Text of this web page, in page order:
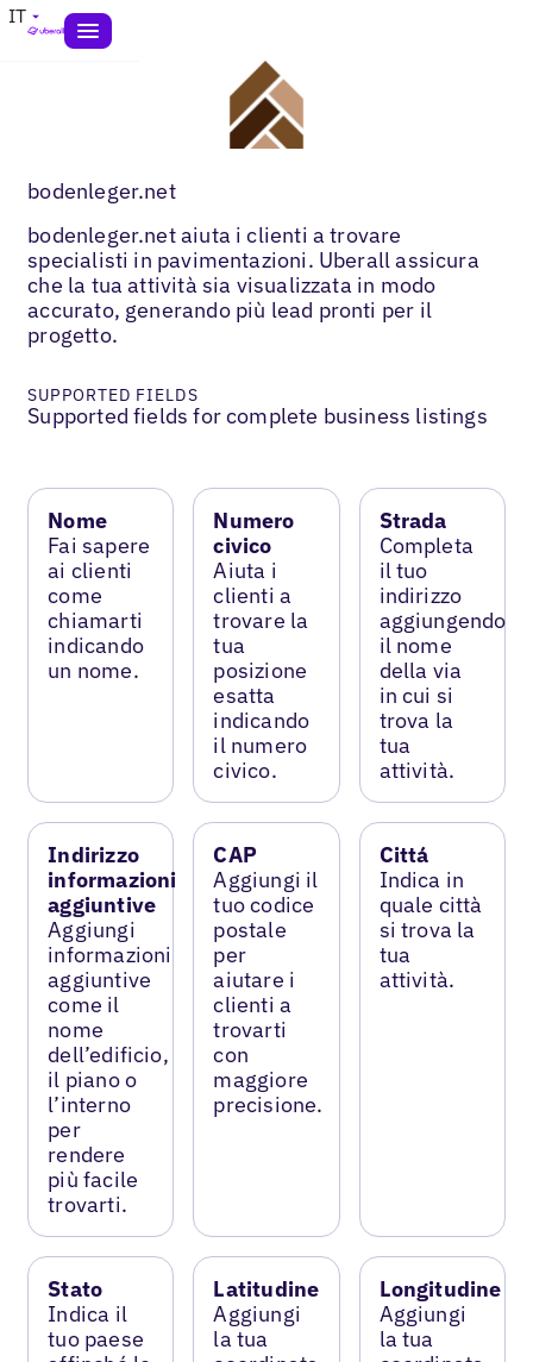
IT
bodenleger.net
bodenleger.net aiuta i clienti a trovare
specialisti in pavimentazioni. Uberall assicura
che la tua attività sia visualizzata in modo
accurato, generando più lead pronti per il
progetto.
SUPPORTED FIELDS
Supported fields for complete business listings
Nome
Fai sapere
ai clienti
come
chiamarti
indicando
un nome.
Numero
civico
Aiuta i
clienti a
trovare la
tua
posizione
esatta
indicando
il numero
civico.
Strada
Completa
il tuo
indirizzo
aggiungendo
il nome
della via
in cui si
trova la
tua
attività.
Indirizzo
informazioni
aggiuntive
Aggiungi
informazioni
aggiuntive
come il
nome
dell’edificio,
il piano o
l’interno
per
rendere
più facile
trovarti.
CAP
Aggiungi il
tuo codice
postale
per
aiutare i
clienti a
trovarti
con
maggiore
precisione.
Cittá
Indica in
quale città
si trova la
tua
attività.
Stato
Indica il
tuo paese
Latitudine
Aggiungi
la tua
Longitudine
Aggiungi
la tua